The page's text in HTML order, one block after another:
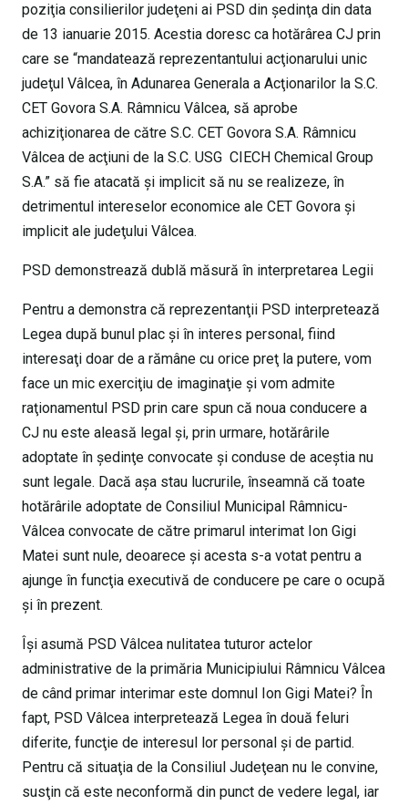
poziţia consilierilor judeţeni ai PSD din şedinţa din data
de 13 ianuarie 2015. Acestia doresc ca hotărârea CJ prin
care se “mandatează reprezentantului acţionarului unic
judeţul Vâlcea, în Adunarea Generala a Acţionarilor la S.C.
CET Govora S.A. Râmnicu Vâlcea, să aprobe
achiziţionarea de către S.C. CET Govora S.A. Râmnicu
Vâlcea de acţiuni de la S.C. USG CIECH Chemical Group
S.A.” să fie atacată şi implicit să nu se realizeze, în
detrimentul intereselor economice ale CET Govora şi
implicit ale judeţului Vâlcea.
PSD demonstrează dublă măsură în interpretarea Legii
Pentru a demonstra că reprezentanţii PSD interpretează
Legea după bunul plac şi în interes personal, fiind
interesaţi doar de a rămâne cu orice preţ la putere, vom
face un mic exerciţiu de imaginaţie şi vom admite
raţionamentul PSD prin care spun că noua conducere a
CJ nu este aleasă legal şi, prin urmare, hotărârile
adoptate în şedinţe convocate şi conduse de aceştia nu
sunt legale. Dacă aşa stau lucrurile, înseamnă că toate
hotărârile adoptate de Consiliul Municipal Râmnicu-
Vâlcea convocate de către primarul interimat Ion Gigi
Matei sunt nule, deoarece şi acesta s-a votat pentru a
ajunge în funcţia executivă de conducere pe care o ocupă
şi în prezent.
Îşi asumă PSD Vâlcea nulitatea tuturor actelor
administrative de la primăria Municipiului Râmnicu Vâlcea
de când primar interimar este domnul Ion Gigi Matei? În
fapt, PSD Vâlcea interpretează Legea în două feluri
diferite, funcţie de interesul lor personal şi de partid.
Pentru că situaţia de la Consiliul Judeţean nu le convine,
susţin că este neconformă din punct de vedere legal, iar